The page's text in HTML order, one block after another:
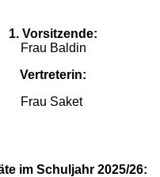
1. Vorsitzende:
Frau Baldin
Vertreterin:
Frau Saket
im Schuljahr 2025/26: